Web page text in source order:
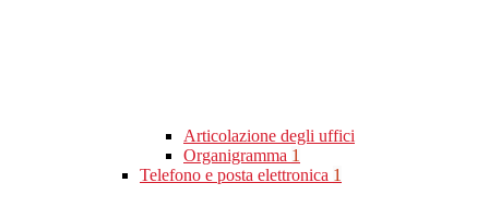
Articolazione degli uffici
Organigramma 1
Telefono e posta elettronica 1